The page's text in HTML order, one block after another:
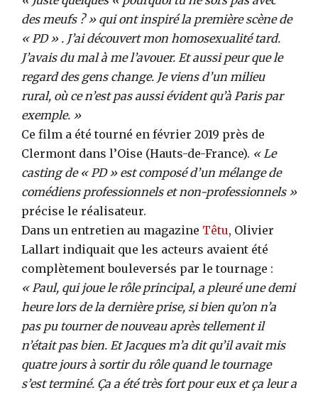
des meufs ? » qui ont inspiré la première scène de
« PD » . J’ai découvert mon homosexualité tard.
J’avais du mal à me l’avouer. Et aussi peur que le
regard des gens change. Je viens d’un milieu
rural, où ce n’est pas aussi évident qu’à Paris par
exemple. »
Ce film a été tourné en février 2019 près de
Clermont dans l’Oise (Hauts-de-France). « Le
casting de « PD » est composé d’un mélange de
comédiens professionnels et non-professionnels »
précise le réalisateur.
Dans un entretien au magazine Têtu, Olivier
Lallart indiquait que les acteurs avaient été
complètement bouleversés par le tournage :
« Paul, qui joue le rôle principal, a pleuré une demi
heure lors de la dernière prise, si bien qu’on n’a
pas pu tourner de nouveau après tellement il
n’était pas bien. Et Jacques m’a dit qu’il avait mis
quatre jours à sortir du rôle quand le tournage
s’est terminé. Ça a été très fort pour eux et ça leur a